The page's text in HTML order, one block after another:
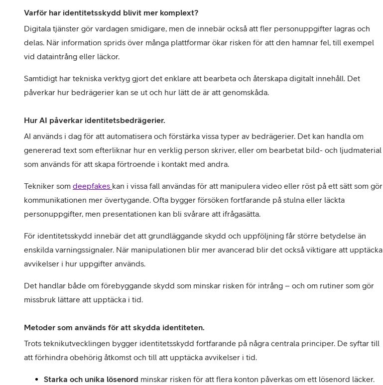
Varför har identitetsskydd blivit mer komplext?
Digitala tjänster gör vardagen smidigare, men de innebär också att fler personuppgifter lagras och
delas. När information sprids över många plattformar ökar risken för att den hamnar fel, till exempel
vid dataintrång eller läckor.
Samtidigt har tekniska verktyg gjort det enklare att bearbeta och återskapa digitalt innehåll. Det
påverkar hur bedrägerier kan se ut och hur lätt de är att genomskåda.
Hur AI påverkar identitetsbedrägerier.
AI används i dag för att automatisera och förstärka vissa typer av bedrägerier. Det kan handla om
genererad text som efterliknar hur en verklig person skriver, eller om bearbetat bild- och ljudmaterial
som används för att skapa förtroende i kontakt med andra.
Tekniker som deepfakes kan i vissa fall användas för att manipulera video eller röst på ett sätt som gör
kommunikationen mer övertygande. Ofta bygger försöken fortfarande på stulna eller läckta
personuppgifter, men presentationen kan bli svårare att ifrågasätta.
För identitetsskydd innebär det att grundläggande skydd och uppföljning får större betydelse än
enskilda varningssignaler. När manipulationen blir mer avancerad blir det också viktigare att upptäcka
avvikelser i hur uppgifter används.
Det handlar både om förebyggande skydd som minskar risken för intrång – och om rutiner som gör
missbruk lättare att upptäcka i tid.
Metoder som används för att skydda identiteten.
Trots teknikutvecklingen bygger identitetsskydd fortfarande på några centrala principer. De syftar till
att förhindra obehörig åtkomst och till att upptäcka avvikelser i tid.
Starka och unika lösenord minskar risken för att flera konton påverkas om ett lösenord läcker.